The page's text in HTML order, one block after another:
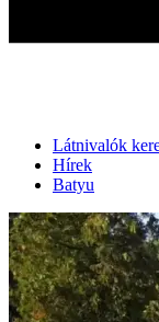
Látnivalók
Hírek
Batyu